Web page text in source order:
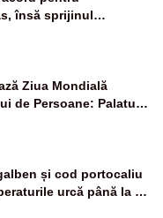
însă sprijinul
Ziua Mondială
de Persoane: Palatul
albastru
și cod portocaliu
urcă până la 38
devin tropicale